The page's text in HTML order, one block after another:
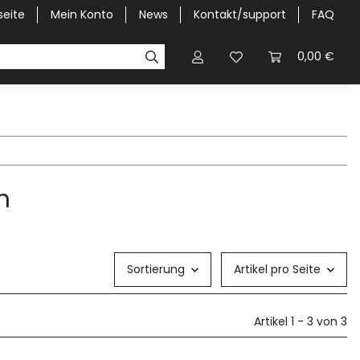
Mein Konto News Kontakt/support FAQ
0,00 €
Halbgaragen / Kapuzen nach
Sortierung Artikel pro Seite
Artikel 1 - 3 von 3